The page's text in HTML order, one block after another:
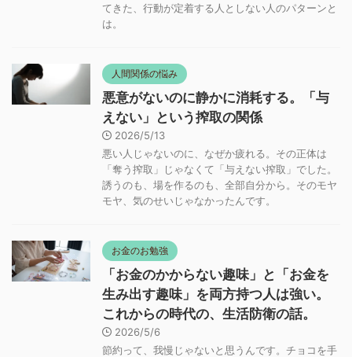
てきた、行動が定着する人としない人のパターンと
は。
人間関係の悩み
悪意がないのに静かに消耗する。「与
えない」という搾取の関係
2026/5/13
悪い人じゃないのに、なぜか疲れる。その正体は
「奪う搾取」じゃなくて「与えない搾取」でした。
誘うのも、場を作るのも、全部自分から。そのモヤ
モヤ、気のせいじゃなかったんです。
お金のお勉強
「お金のかからない趣味」と「お金を
生み出す趣味」を両方持つ人は強い。
これからの時代の、生活防衛の話。
2026/5/6
節約って、我慢じゃないと思うんです。チョコを手